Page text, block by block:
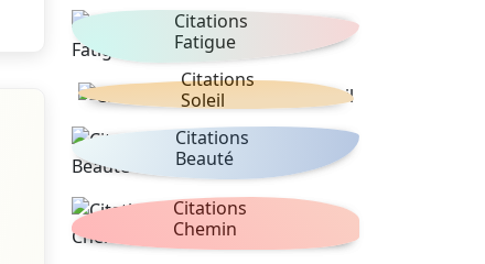
Citations
Fatigue
Citations
Soleil
Citations
Beauté
Citations
Chemin